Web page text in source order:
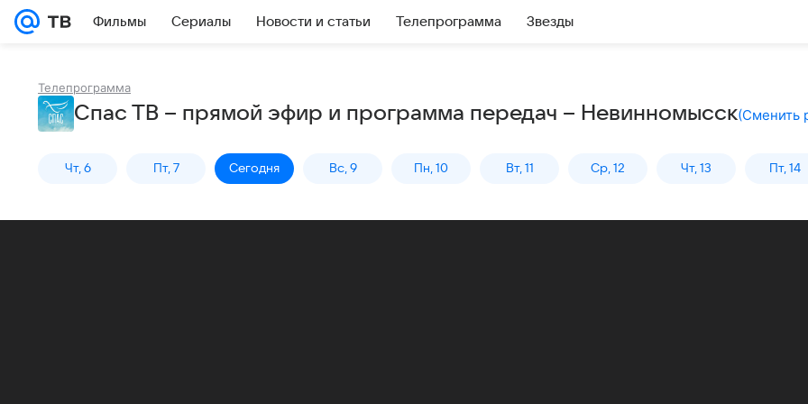
Фильмы Сериалы Новости и статьи Телепрограмма Звезды
Телепрограмма
Спас ТВ – прямой эфир и программа передач – Невинномысск(Сменить
Чт, 6 Пт, 7 Сегодня Вс, 9 Пн, 10 Вт, 11 Ср, 12 Чт, 13 Пт, 14